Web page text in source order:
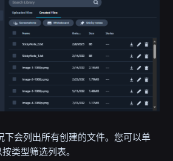
下会列出所有创建的文件。您可以单
类型筛选列表。